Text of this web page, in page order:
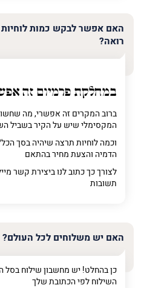
האם אפשר לבקש כמות לוחיות
רואה?
במחלקת פרמיום זה
ברוב המקרים זה אפשרי, מה
המקסימלי שיש על הקיר בשביל
וכמה לוחיות תרצה שיהיה בסך
הדמיה והצעת מחיר בהתאם
לצורך כך כתוב לנו ביצירת קשר
תשובות
האם יש משלוחים לכל העולם?
כן בהחלט! יש מחשבון שילוח
השילוח לפי הכתובת שלך